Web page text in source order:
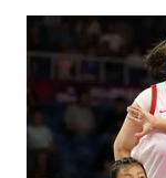
WAHANA
SPORT
WAHANA